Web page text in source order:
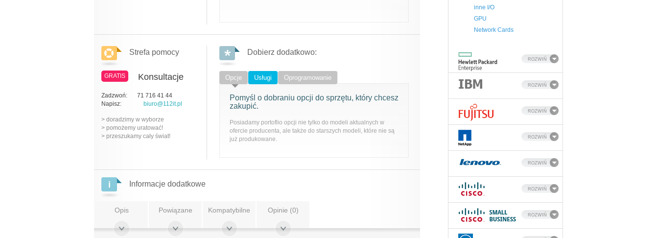
inne I/O
GPU
Network Cards
ROZWIŃ
ROZWIŃ
ROZWIŃ
ROZWIŃ
ROZWIŃ
ROZWIŃ
ROZWIŃ
Strefa pomocy
GRATIS Konsultacje
Zadzwoń:
71 716 41 44
Napisz:
biuro@112it.pl
> doradzimy w wyborze
> pomożemy uratować!
> przeszukamy cały świat!
Dobierz dodatkowo:
Opcje Usługi Oprogramowanie
Pomyśl o dobraniu opcji do sprzętu, który chcesz
zakupić.
Posiadamy portoflio opcji nie tylko do modeli aktualnych w
ofercie producenta, ale także do starszych modeli, które nie są
już produkowane.
Informacje dodatkowe
Opis Powiązane Kompatybilne Opinie (0)